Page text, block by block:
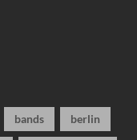
bands berlin